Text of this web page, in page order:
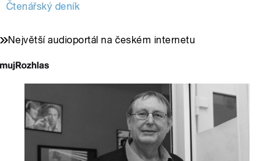
Čtenářský deník
Největší audioportál na českém internetu